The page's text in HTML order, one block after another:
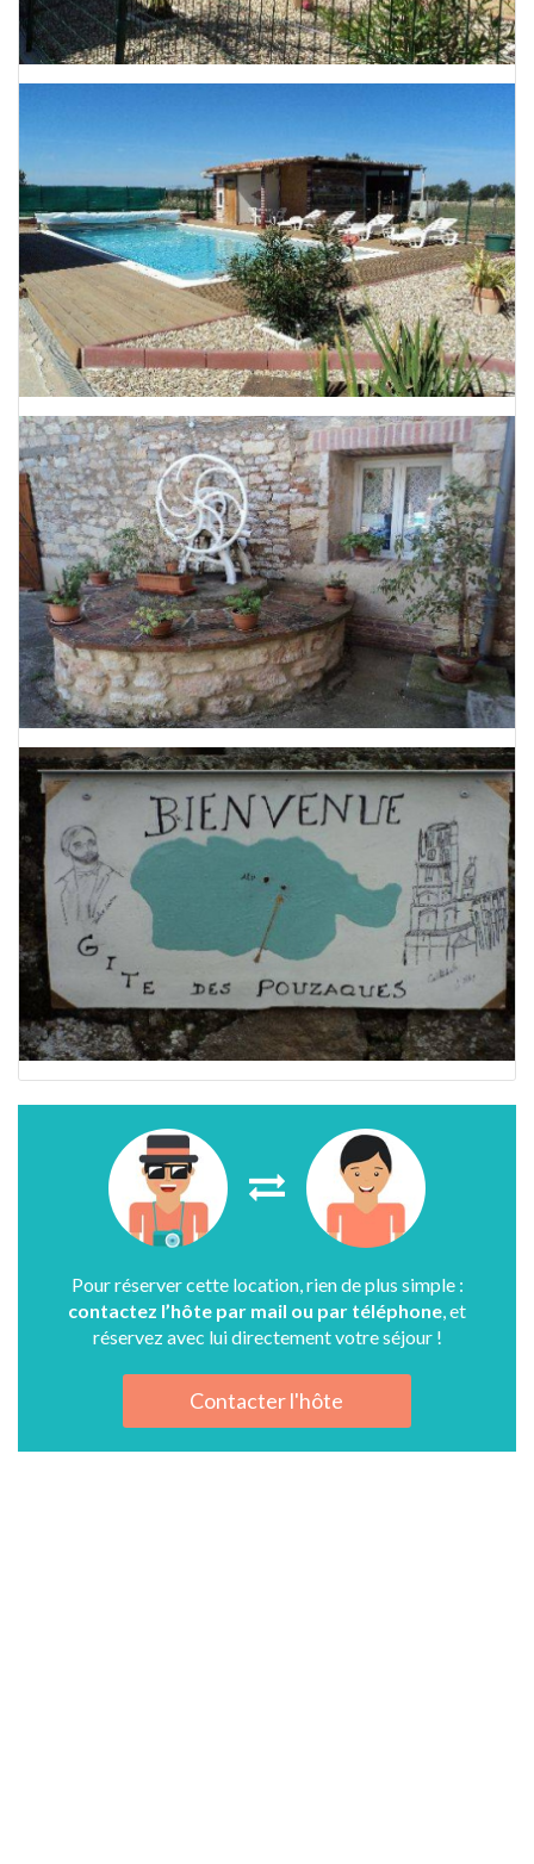
Pour réserver cette location, rien de plus simple :
contactez l’hôte par mail ou par téléphone , et
réservez avec lui directement votre séjour !
Contacter l'hôte